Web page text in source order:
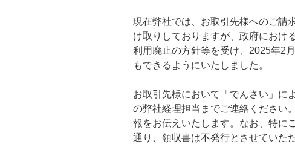
現在弊社では、お取引先様へのご請
け取りしておりますが、政府におけ
利用廃止の方針等を受け、2025年2
もできるようにいたしました。
お取引先様において「でんさい」に
の弊社経理担当までご連絡ください
報をお伝えいたします。なお、特に
通り、領収書は不発行とさせていた